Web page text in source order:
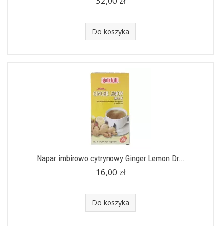
Do koszyka
Napar imbirowo cytrynowy Ginger Lemon Dr...
16,00 zł
Do koszyka